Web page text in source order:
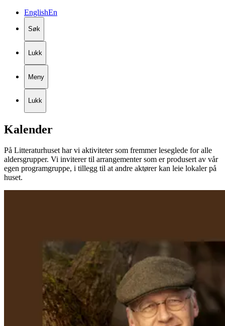
EnglishEn
Søk
Lukk
Meny
Lukk
Kalender
På Litteraturhuset har vi aktiviteter som fremmer leseglede for alle
aldersgrupper. Vi inviterer til arrangementer som er produsert av vår
egen programgruppe, i tillegg til at andre aktører kan leie lokaler på
huset.